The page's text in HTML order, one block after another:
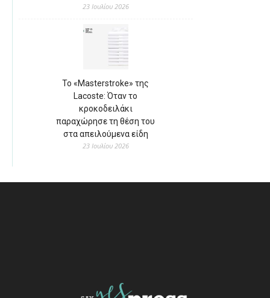
23 Ιουλίου 2026
Το «Masterstroke» της
Lacoste: Όταν το
κροκοδειλάκι
παραχώρησε τη θέση του
στα απειλούμενα είδη
23 Ιουλίου 2026